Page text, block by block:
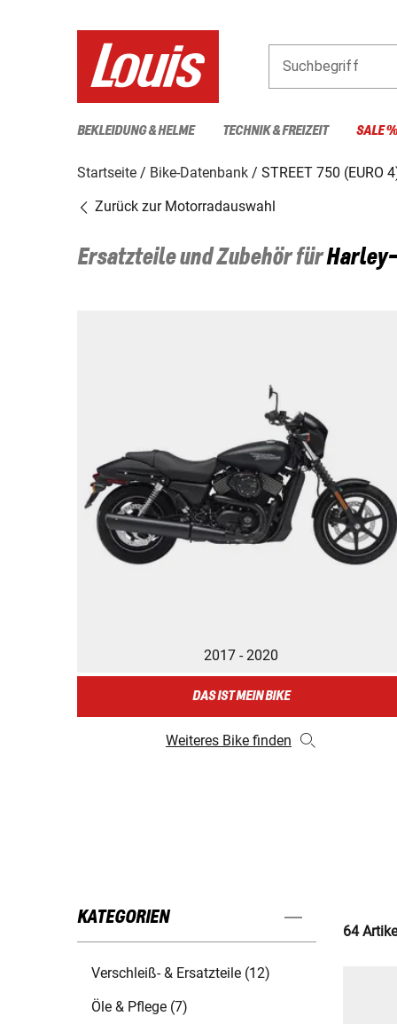
Suchbegriff
BEKLEIDUNG & HELME TECHNIK & FREIZEIT SALE %
Startseite Bike-Datenbank
STREET 750 (EURO
Zurück zur Motorradauswahl
Ersatzteile und Zubehör für
2017 - 2020
DAS IST MEIN BIKE
Weiteres Bike finden
KATEGORIEN
Verschleiß- & Ersatzteile (12)
Öle & Pflege (7)
64